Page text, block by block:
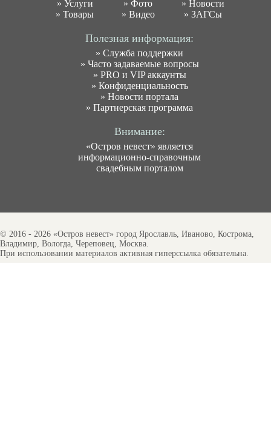
» Услуги
»Товары
»Фото
» Видео
» Новости
» ЗАГСы
Полезная информация:
»Служба поддержки
» Часто задаваемые вопросы
» PRO и VIP аккаунты
» Конфиденциальность
»Новости портала
»Партнерская программа
Внимание:
«Остров невест» является
информационно-справочным
свадебным порталом
© 2016 - 2026 «Остров невест» город Ярославль, Иваново, Кострома,
Владимир, Вологда, Череповец, Москва.
При использовании материалов активная гиперссылка обязательна.